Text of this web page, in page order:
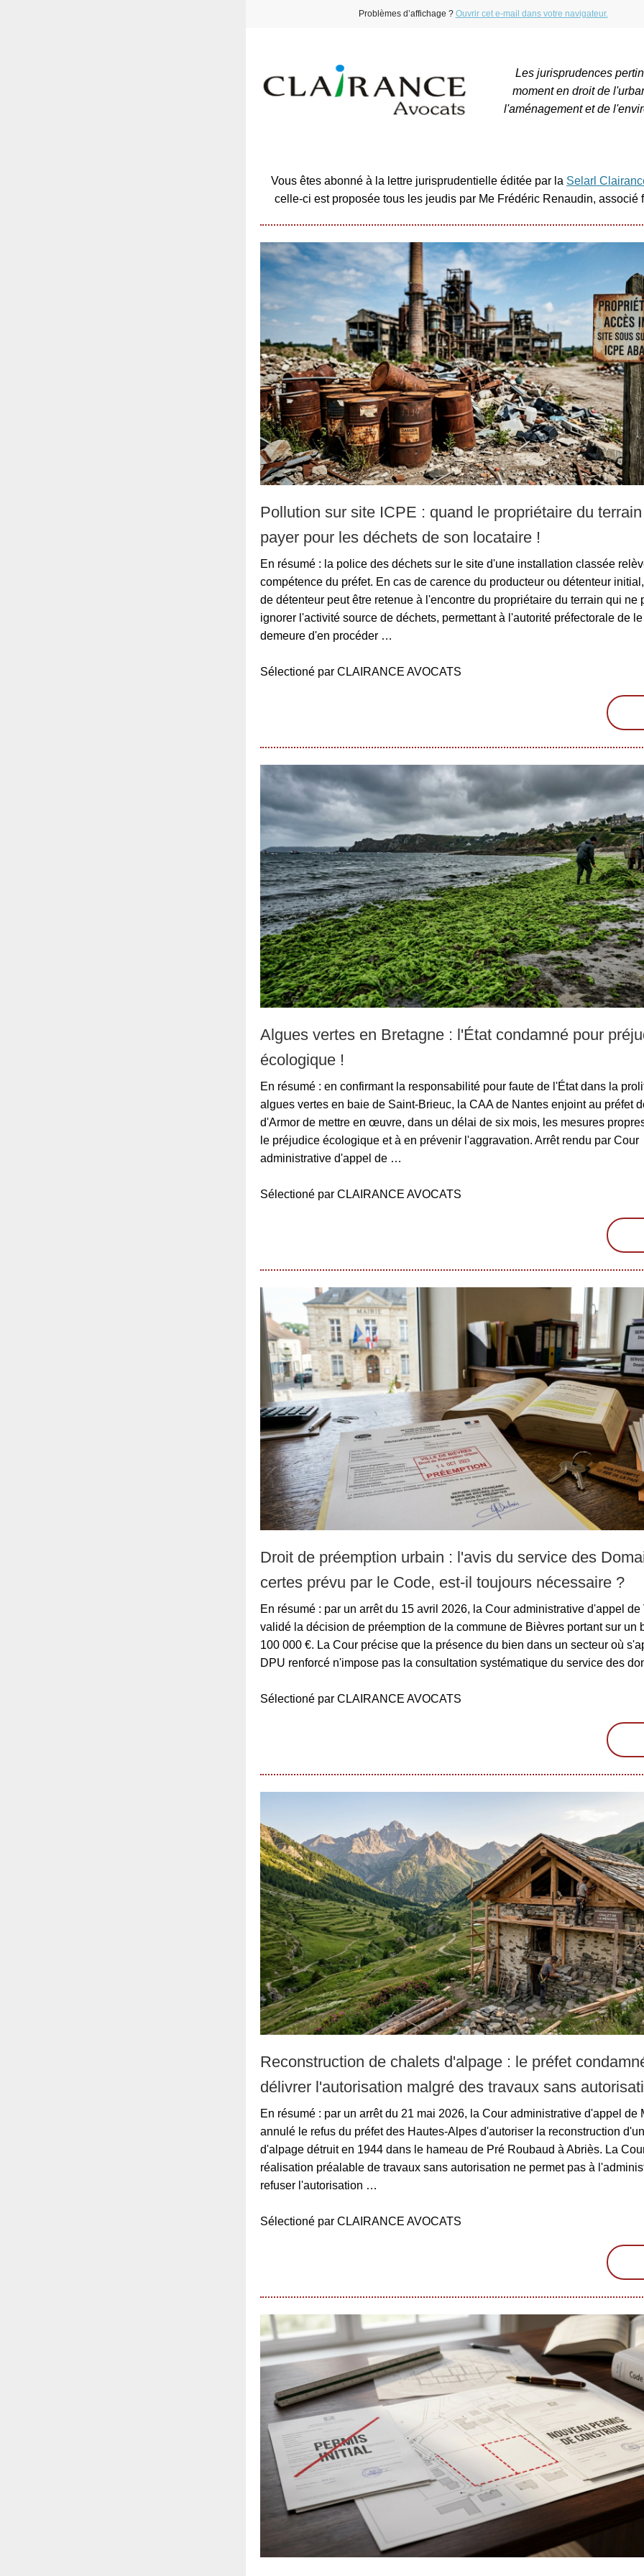
Problèmes d’affichage ? Ouvrir cet e-mail dans votre navigateur.
Les jurisprudences
moment en droit de
l'aménagement et de
Vous êtes abonné à la lettre jurisprudentielle éditée par la Selarl
celle-ci est proposée tous les jeudis par Me Frédéric Renaudin, associé
Pollution sur site ICPE : quand le propriétaire du
payer pour les déchets de son locataire !
En résumé : la police des déchets sur le site d'une installation classée
compétence du préfet. En cas de carence du producteur ou détenteur
de détenteur peut être retenue à l'encontre du propriétaire du terrain qui ne
ignorer l'activité source de déchets, permettant à l'autorité préfectorale de
demeure d'en procéder …
Sélectioné par CLAIRANCE AVOCATS
Algues vertes en Bretagne : l'État condamné pour
écologique !
En résumé : en confirmant la responsabilité pour faute de l'État dans la
algues vertes en baie de Saint-Brieuc, la CAA de Nantes enjoint au préfet
d'Armor de mettre en œuvre, dans un délai de six mois, les mesures
le préjudice écologique et à en prévenir l'aggravation. Arrêt rendu par Cour
administrative d'appel de …
Sélectioné par CLAIRANCE AVOCATS
Droit de préemption urbain : l'avis du service des
certes prévu par le Code, est-il toujours nécessaire ?
En résumé : par un arrêt du 15 avril 2026, la Cour administrative d'appel
validé la décision de préemption de la commune de Bièvres portant sur un
100 000 €. La Cour précise que la présence du bien dans un secteur où
DPU renforcé n'impose pas la consultation systématique du service des
Sélectioné par CLAIRANCE AVOCATS
Reconstruction de chalets d'alpage : le préfet
délivrer l'autorisation malgré des travaux sans
En résumé : par un arrêt du 21 mai 2026, la Cour administrative d'appel de
annulé le refus du préfet des Hautes-Alpes d'autoriser la reconstruction
d'alpage détruit en 1944 dans le hameau de Pré Roubaud à Abriès. La
réalisation préalable de travaux sans autorisation ne permet pas à
refuser l'autorisation …
Sélectioné par CLAIRANCE AVOCATS